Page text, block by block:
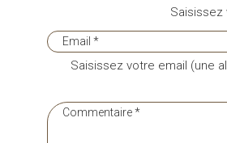
Saisissez votre email (une